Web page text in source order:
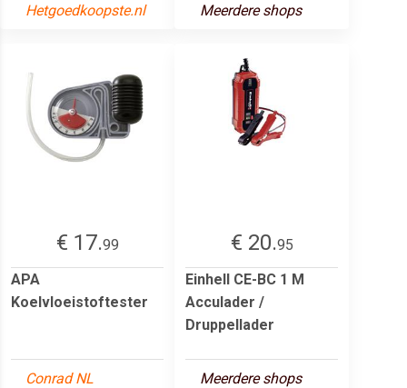
Hetgoedkoopste.nl Meerdere shops
€ 17.99
APA
Koelvloeistoftester
Conrad NL
€ 20.95
Einhell CE-BC 1 M
Acculader /
Druppellader
Meerdere shops